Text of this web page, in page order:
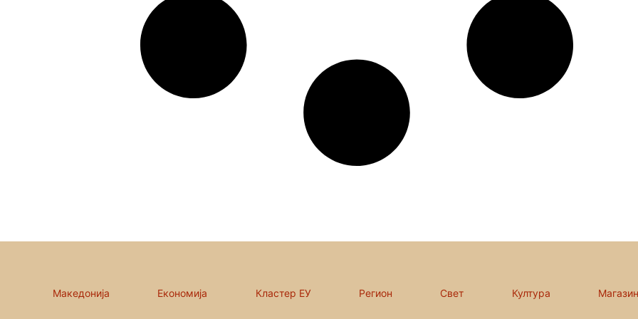
Македонија Економија Кластер ЕУ Регион Свет Култура Магазин